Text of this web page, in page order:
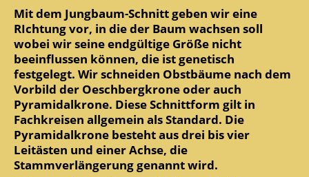
Mit dem Jungbaum-Schnitt geben wir eine
RIchtung vor, in die der Baum wachsen soll
wobei wir seine endgültige Größe nicht
beeinflussen können, die ist genetisch
festgelegt. Wir schneiden Obstbäume nach dem
Vorbild der Oeschbergkrone oder auch
Pyramidalkrone. Diese Schnittform gilt in
Fachkreisen allgemein als Standard. Die
Pyramidalkrone besteht aus drei bis vier
Leitästen und einer Achse, die
Stammverlängerung genannt wird.